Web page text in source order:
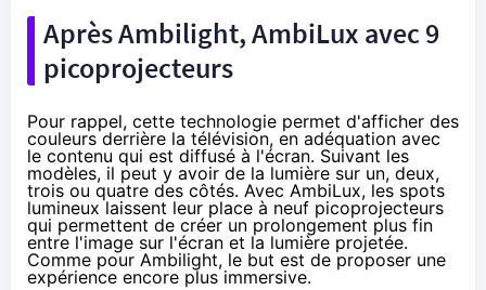
Après Ambilight, AmbiLux avec 9
picoprojecteurs
Pour rappel, cette technologie permet d'afficher des
couleurs derrière la télévision, en adéquation avec
le contenu qui est diffusé à l'écran. Suivant les
modèles, il peut y avoir de la lumière sur un, deux,
trois ou quatre des côtés. Avec AmbiLux, les spots
lumineux laissent leur place à neuf picoprojecteurs
qui permettent de créer un prolongement plus fin
entre l'image sur l'écran et la lumière projetée.
Comme pour Ambilight, le but est de proposer une
expérience encore plus immersive.